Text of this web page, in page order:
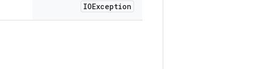
IOException